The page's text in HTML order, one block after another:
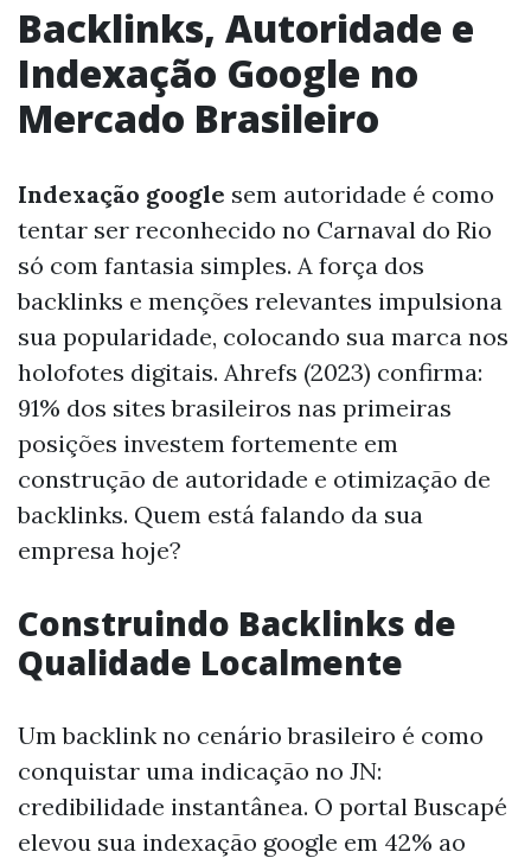
Backlinks, Autoridade e
Indexação Google no
Mercado Brasileiro
Indexação google sem autoridade é como
tentar ser reconhecido no Carnaval do Rio
só com fantasia simples. A força dos
backlinks e menções relevantes impulsiona
sua popularidade, colocando sua marca nos
holofotes digitais. Ahrefs (2023) confirma:
91% dos sites brasileiros nas primeiras
posições investem fortemente em
construção de autoridade e otimização de
backlinks. Quem está falando da sua
empresa hoje?
Construindo Backlinks de
Qualidade Localmente
Um backlink no cenário brasileiro é como
conquistar uma indicação no JN:
credibilidade instantânea. O portal Buscapé
elevou sua indexação google em 42% ao